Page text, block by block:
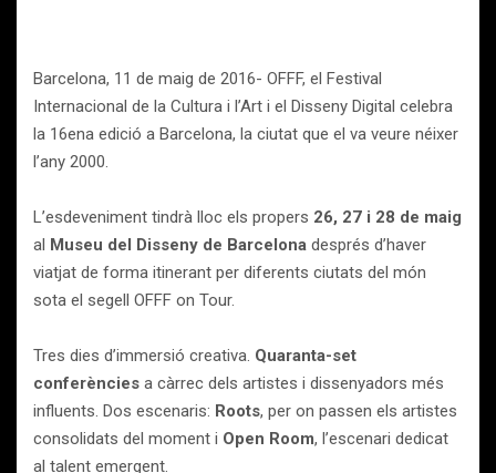
Barcelona, 11 de maig de 2016- OFFF, el Festival
Internacional de la Cultura i l’Art i el Disseny Digital celebra
la 16ena edició a Barcelona, la ciutat que el va veure néixer
l’any 2000.
L’esdeveniment tindrà lloc els propers 26, 27 i 28 de maig
al Museu del Disseny de Barcelona després d’haver
viatjat de forma itinerant per diferents ciutats del món
sota el segell OFFF on Tour.
Tres dies d’immersió creativa. Quaranta-set
conferències a càrrec dels artistes i dissenyadors més
influents. Dos escenaris: Roots, per on passen els artistes
consolidats del moment i Open Room, l’escenari dedicat
al talent emergent.